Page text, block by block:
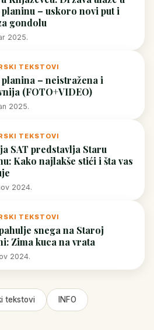
– uskoro novi put i
gondolu
2025.
TEKSTOVI
– neistražena i
(FOTO+VIDEO)
2025.
TEKSTOVI
SAT predstavlja Staru
Kako najlakše stići i šta vas
2024.
TEKSTOVI
snega na Staroj
Zima kuca na vrata
2024.
tekstovi INFO